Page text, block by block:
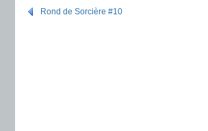
Rond de Sorcière #10